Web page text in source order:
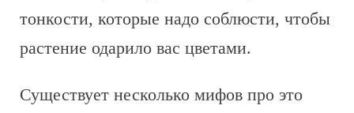
тонкости, которые надо соблюсти, чтобы
растение одарило вас цветами.
Существует несколько мифов про это